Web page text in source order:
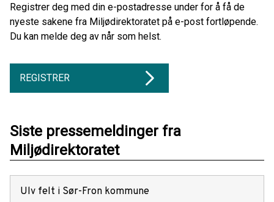
Registrer deg med din e-postadresse under for å få de
nyeste sakene fra Miljødirektoratet på e-post fortløpende.
Du kan melde deg av når som helst.
REGISTRER
Siste pressemeldinger fra
Miljødirektoratet
Ulv felt i Sør-Fron kommune